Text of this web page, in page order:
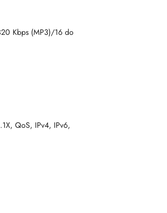
Kbps (MP3)/16 do
QoS, IPv4, IPv6,